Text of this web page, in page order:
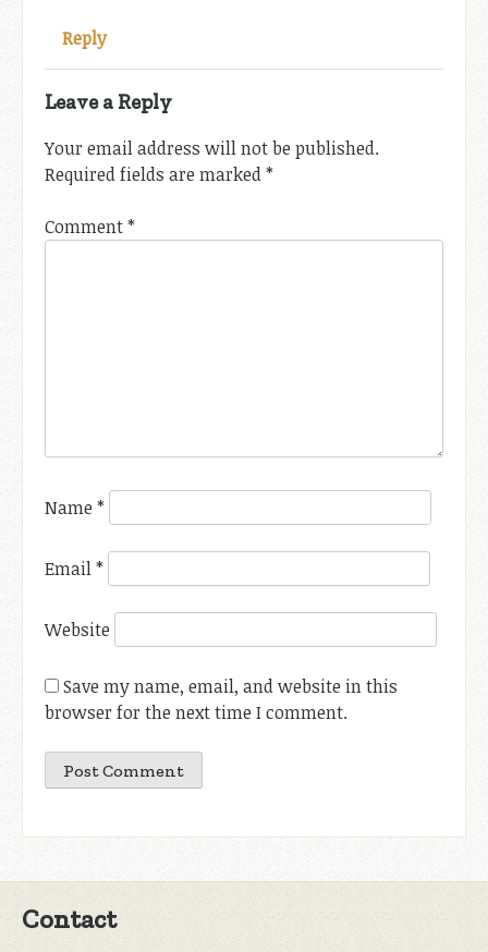
Reply
Leave a Reply
Your email address will not be published.
Required fields are marked*
Comment*
Name *
Email*
Website
Save my name, email, and website in this
browser for the next time I comment.
Contact